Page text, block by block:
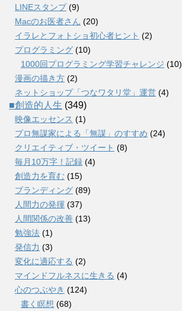
LINEスタンプ(9)
Macのお医者さん (20)
イラレとフォトショ初心者ヒント (2)
プログラミング (10)
1000回プログラミング学習チャレンジ (10)
漫画の描き方 (2)
ネットショップ「つなワタリ堂」運営 (4)
■創造的人生 (349)
映像エッセンス (1)
プロ無謀家による「無謀」のすすめ (24)
クリエイティブ・ツイート (8)
毎月10万字！記録 (4)
創造力を育む (15)
ブランディング (89)
人間力の発揮 (37)
人間関係の改善 (13)
勉強法 (1)
発信力 (3)
変化に適応する (2)
マインドフルネスに生きる (4)
心のつぶやき (124)
書く瞑想 (68)